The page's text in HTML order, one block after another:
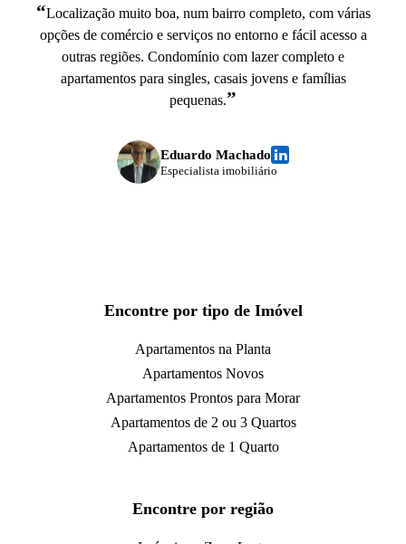
“Localização muito boa, num bairro completo, com várias
opções de comércio e serviços no entorno e fácil acesso a
outras regiões. Condomínio com lazer completo e
apartamentos para singles, casais jovens e famílias
pequenas.”
Eduardo Machado
Especialista imobiliário
Encontre por tipo de Imóvel
Apartamentos na Planta
Apartamentos Novos
Apartamentos Prontos para Morar
Apartamentos de 2 ou 3 Quartos
Apartamentos de 1 Quarto
Encontre por região